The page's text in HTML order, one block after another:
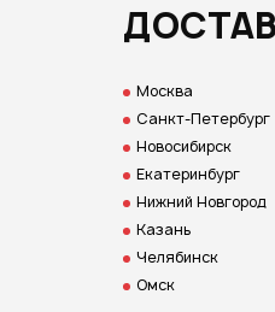
Москва
Санкт-Петербург
Новосибирск
Екатеринбург
Нижний Новгород
Казань
Челябинск
Омск